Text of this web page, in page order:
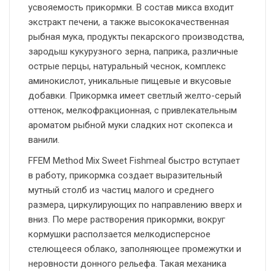
усвояемость прикормки. В состав микса входит
экстракт печени, а также высококачественная
рыбная мука, продукты пекарского производства,
зародыш кукурузного зерна, паприка, различные
острые перцы, натуральный чеснок, комплекс
аминокислот, уникальные пищевые и вкусовые
добавки. Прикормка имеет светлый желто-серый
оттенок, мелкофракционная, с привлекательным
ароматом рыбной муки сладких нот скопекса и
ванили.
FFEM Method Mix Sweet Fishmeal быстро вступает
в работу, прикормка создает выразительный
мутный столб из частиц малого и среднего
размера, циркулирующих по направлению вверх и
вниз. По мере растворения прикормки, вокруг
кормушки расползается мелкодисперсное
стелющееся облако, заполняющее промежутки и
неровности донного рельефа. Такая механика